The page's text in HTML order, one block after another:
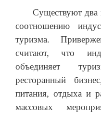
Существуют два
соотношению
туризма.
считают, что
объединяет
ресторанный
питания, отдыха и
массовых